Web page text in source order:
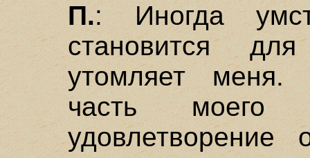
П.: Иногда
становится
утомляет меня.
часть моего
удовлетворение